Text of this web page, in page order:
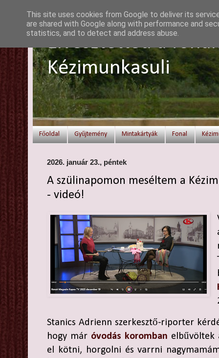
Elvesztetted a
Kézimunkasuli
Főoldal Gyűjtemény Mintakártyák Fonal
2026. január 23., péntek
A szülinapomon meséltem a
- videó!
Stanics Adrienn szerkesztő-riporter
hogy már óvodás koromban
el kötni, horgolni és varrni
This site uses cookies from Google to deliver its
are shared with Google along with performance and
statistics, and to detect and address abuse.